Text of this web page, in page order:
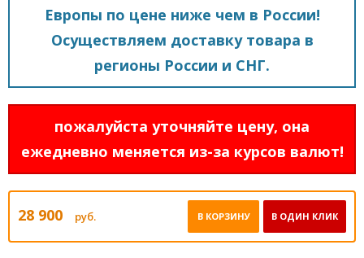
Европы по цене ниже чем в России!
Осуществляем доставку товара в
регионы России и СНГ.
пожалуйста уточняйте цену, она
ежедневно меняется из-за курсов валют!
28 900 руб. В ОДИН КЛИК
В КОРЗИНУ